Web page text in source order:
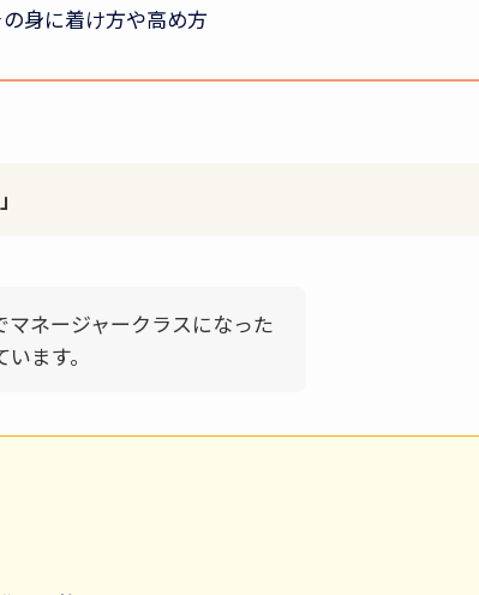
身に着け方や高め方
ネージャークラスになった
ます。